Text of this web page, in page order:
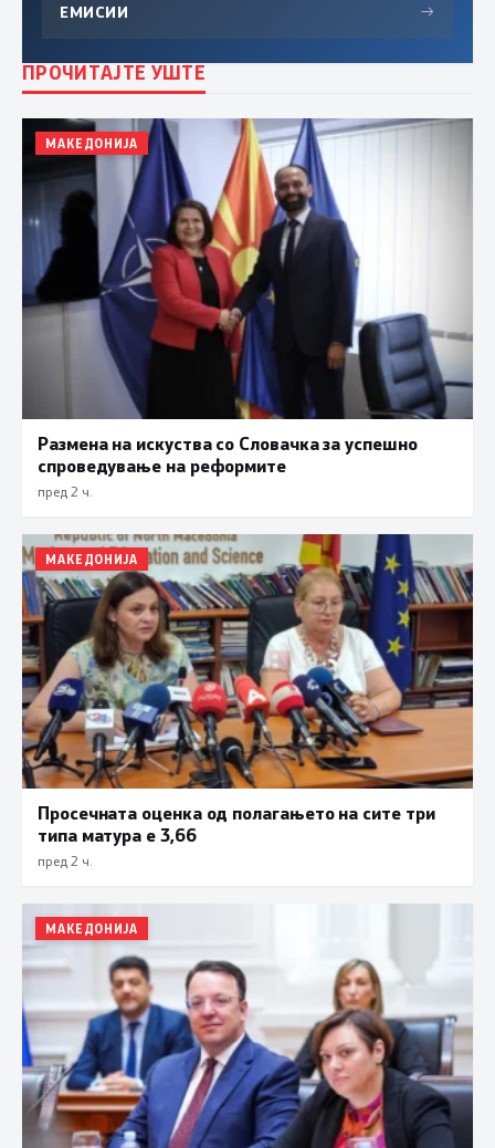
ЕМИСИИ →
ПРОЧИТАЈТЕ УШТЕ
МАКЕДОНИЈА
Размена на искуства со Словачка за успешно
спроведување на реформите
пред 2 ч.
МАКЕДОНИЈА
Просечната оценка од полагањето на сите три
типа матура е 3,66
пред 2 ч.
МАКЕДОНИЈА